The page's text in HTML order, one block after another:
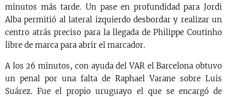
minutos más tarde. Un pase en profundidad para Jordi
Alba permitió al lateral izquierdo desbordar y realizar un
centro atrás preciso para la llegada de Philippe Coutinho
libre de marca para abrir el marcador.
A los 26 minutos, con ayuda del VAR el Barcelona obtuvo
un penal por una falta de Raphael Varane sobre Luis
Suárez. Fue el propio uruguayo el que se encargó de